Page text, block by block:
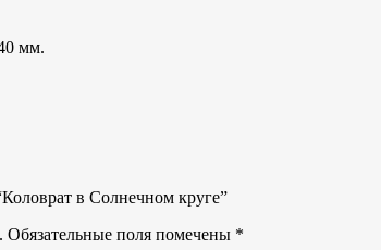
мм.
в Солнечном круге”
Обязательные поля помечены *